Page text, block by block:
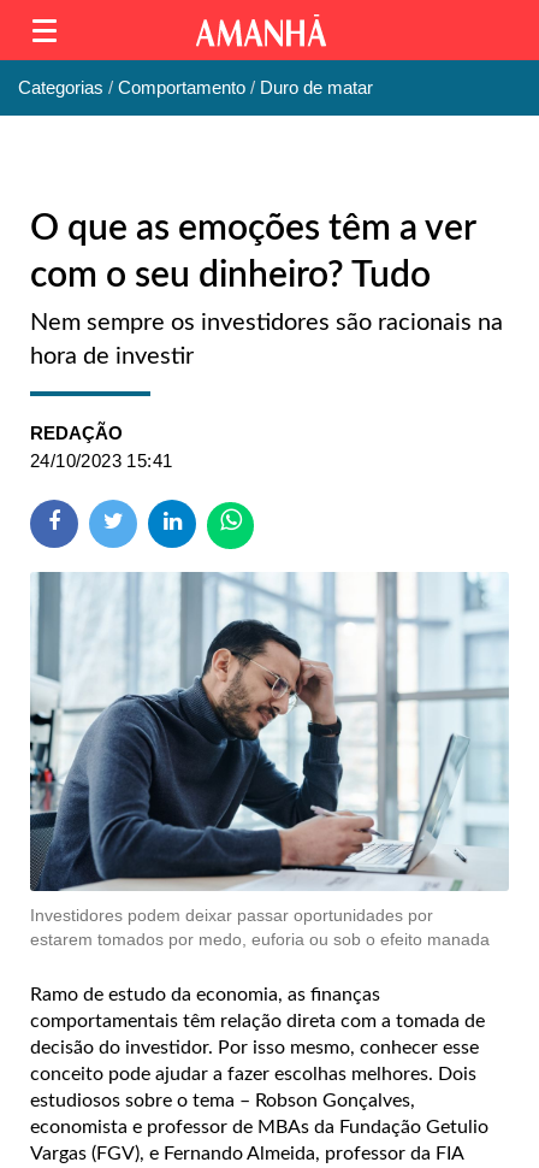
Categorias Comportamento Duro de matar
O que as emoções têm a ver
com o seu dinheiro? Tudo
Nem sempre os investidores são racionais na
hora de investir
REDAÇÃO
24/10/2023 15:41
Investidores podem deixar passar oportunidades por
estarem tomados por medo, euforia ou sob o efeito manada
Ramo de estudo da economia, as finanças
comportamentais têm relação direta com a tomada de
decisão do investidor. Por isso mesmo, conhecer esse
conceito pode ajudar a fazer escolhas melhores. Dois
estudiosos sobre o tema – Robson Gonçalves,
economista e professor de MBAs da Fundação Getulio
Vargas (FGV), e Fernando Almeida, professor da FIA